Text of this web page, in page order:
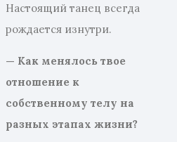
Настоящий танец всегда
рождается изнутри.
— Как менялось твое
отношение к
собственному телу на
разных этапах жизни?